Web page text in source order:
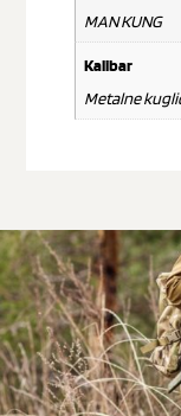
MAN KUNG
Kalibar
Metalne